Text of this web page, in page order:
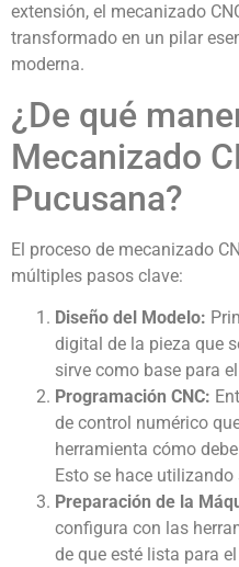
extensión, el mecanizado
transformado en un pilar
moderna.
¿De qué
Mecanizado
Pucusana?
El proceso de mecanizado
múltiples pasos clave:
Diseño del Modelo:
digital de la pieza que
sirve como base para
Programación CNC:
de control numérico
herramienta cómo
Esto se hace
Preparación de la
configura con las
de que esté lista para